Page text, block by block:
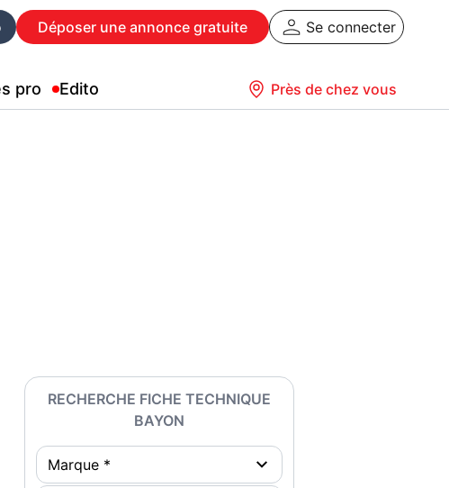
Déposer une annonce gratuite Se connecter
pro Edito Près de chez vous
RECHERCHE FICHE TECHNIQUE
BAYON